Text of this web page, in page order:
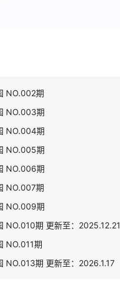
NO.002期
NO.003期
NO.004期
NO.005期
NO.006期
NO.007期
NO.009期
NO.010期 更新至：2025.12.21
NO.011期
NO.013期 更新至：2026.1.17